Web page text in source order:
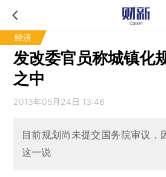
经济
发改委官员称城镇化
之中
2013年05月24日 13:46
目前规划尚未提交国务院审议，
这一说